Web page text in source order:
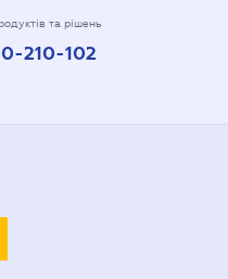
та рішень
210-102